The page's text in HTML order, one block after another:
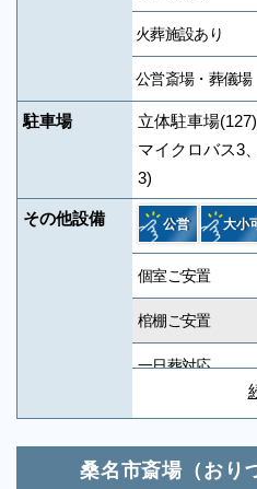
火葬施設あり
公営斎場・葬儀場
駐車場
立体駐車場
マイクロバス3
3)
その他設備 公営 大小
個室ご安置
棺棚ご安置
一日葬対応
神道対応
桑名市斎場（おり